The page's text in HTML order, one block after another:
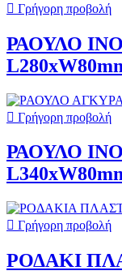
 Γρήγορη προβολή
ΡΑΟΥΛΟ
 Γρήγορη προβολή
ΡΑΟΥΛΟ
 Γρήγορη προβολή
ΡΟΔΑΚΙ